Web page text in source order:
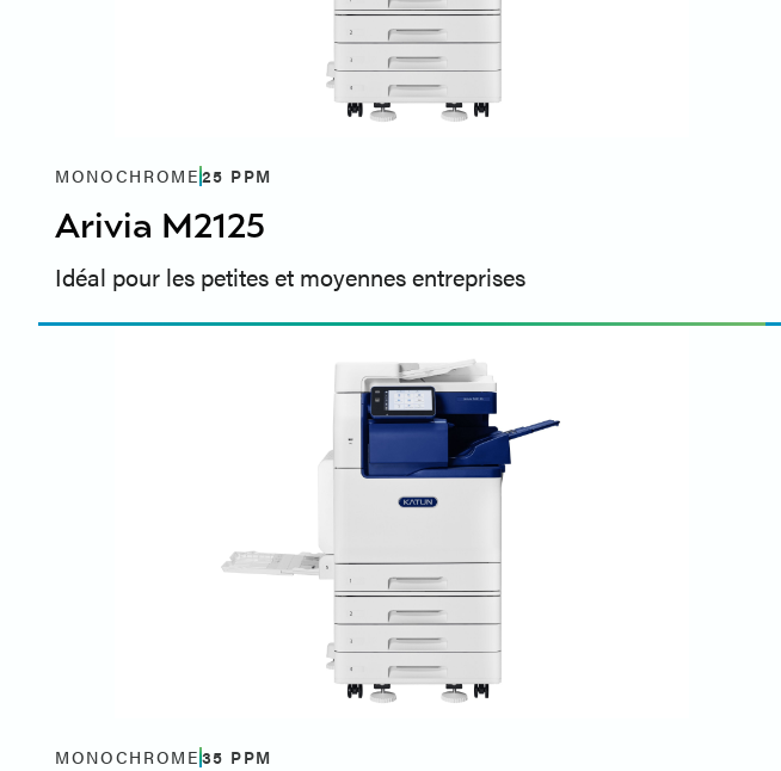
MONOCHROME25 PPM
Arivia M2125
Idéal pour les petites et moyennes entreprises
MONOCHROME35 PPM